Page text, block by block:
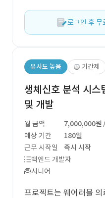
로그인 후 무
유사도 높음 기간제
생체신호 분석 시
및 개발
월 금액 7,000,000원
예상 기간
180일
근무 시작일
즉시 시작
백엔드 개발자
시니어
프로젝트는 웨어러블